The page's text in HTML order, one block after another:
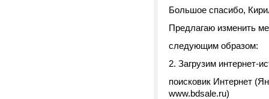
Большое спасибо,
Предлагаю изменить
следующим образом:
2. Загрузим интернет-
поисковик Интернет
www.bdsale.ru)